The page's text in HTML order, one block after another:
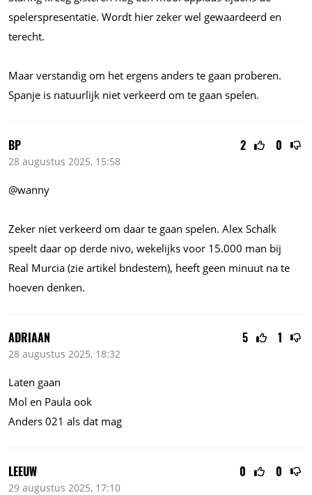
spelerspresentatie. Wordt hier zeker wel gewaardeerd en
terecht.
Maar verstandig om het ergens anders te gaan proberen.
Spanje is natuurlijk niet verkeerd om te gaan spelen.
2 0
BP
28 augustus 2025, 15:58
@wanny
Zeker niet verkeerd om daar te gaan spelen. Alex Schalk
speelt daar op derde nivo, wekelijks voor 15.000 man bij
Real Murcia (zie artikel bndestem), heeft geen minuut na te
hoeven denken.
5 1
ADRIAAN
28 augustus 2025, 18:32
Laten gaan
Mol en Paula ook
Anders 021 als dat mag
0 0
LEEUW
29 augustus 2025, 17:10